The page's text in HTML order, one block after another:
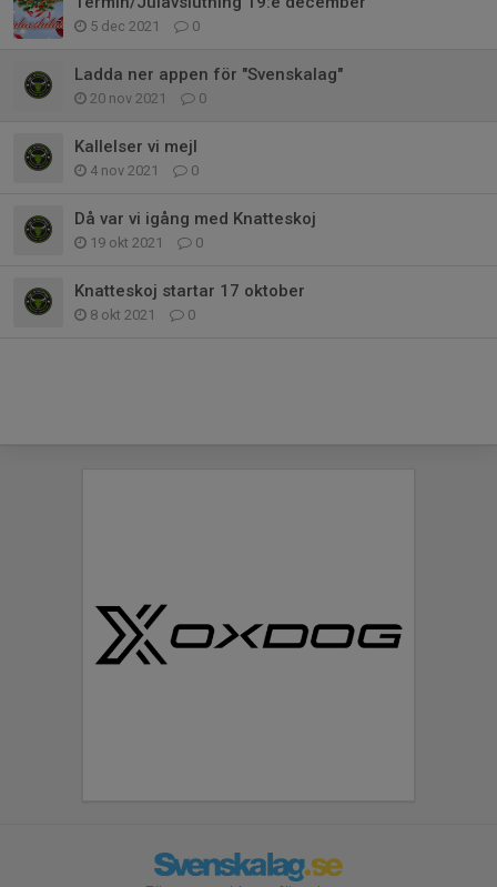
5 dec 2021 0
Ladda ner appen för "Svenskalag"
20 nov 2021 0
Kallelser vi mejl
4 nov 2021 0
Då var vi igång med Knatteskoj
19 okt 2021 0
Knatteskoj startar 17 oktober
8 okt 2021 0